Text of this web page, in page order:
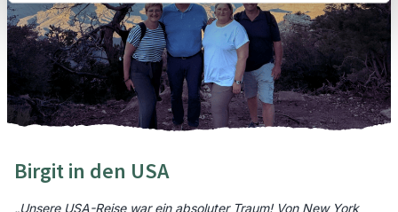
Birgit in den USA
„Unsere USA-Reise war ein absoluter Traum! Von New York